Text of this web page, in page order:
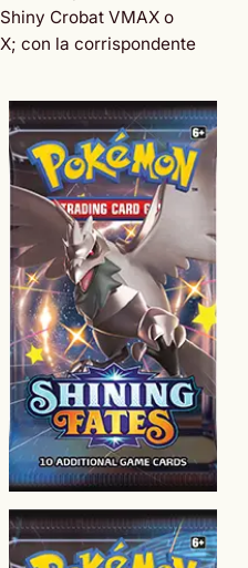
Crobat VMAX o
con la corrispondente